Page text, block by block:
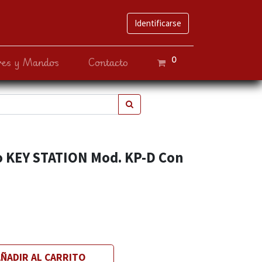
Identificarse
y Mandos Contacto 0
STATION Mod. KP-D Con
AL CARRITO